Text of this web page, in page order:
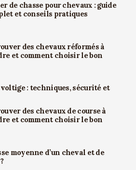
de chasse pour chevaux : guide
et conseils pratiques
des chevaux réformés à
et comment choisir le bon
: techniques, sécurité et
des chevaux de course à
et comment choisir le bon
moyenne d’un cheval et de